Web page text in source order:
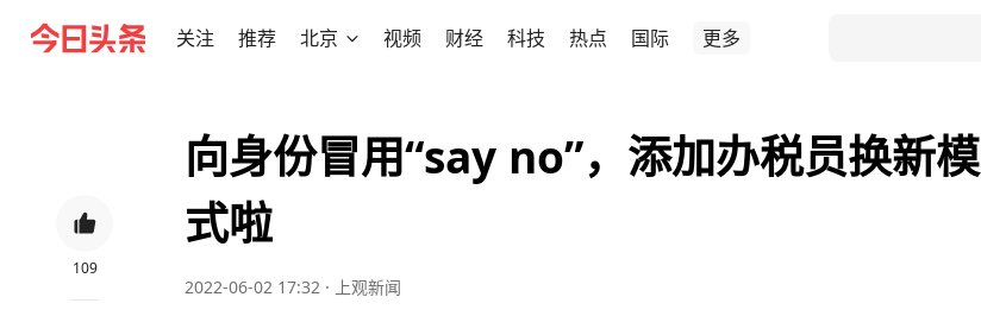
关注 推荐 北京 视频 财经 科技 热点 国际 更多
109
向身份冒用“say no”，添加办税员换新模
式啦
2022-06-02 17:32 · 上观新闻